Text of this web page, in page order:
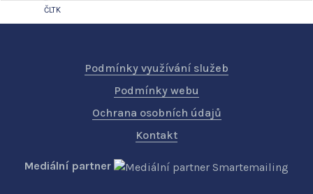
Podmínky využívání služeb
Podmínky webu
Ochrana osobních údajů
Kontakt
Mediální partner